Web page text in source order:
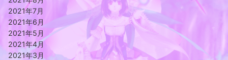
2021年7月
2021年6月
2021年5月
2021年4月
2021年3月